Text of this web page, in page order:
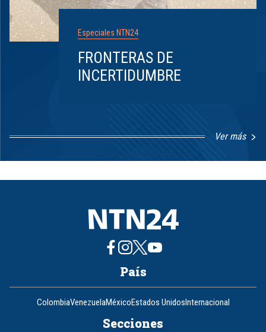
Especiales NTN24
FRONTERAS DE
INCERTIDUMBRE
Ver más
1
8
País
ColombiaVenezuelaMéxicoEstados UnidosInternacional
Secciones